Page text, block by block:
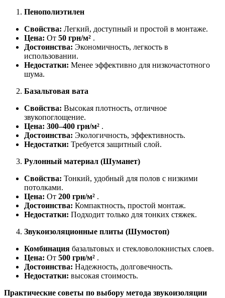
Пенополиэтилен
Свойства: Легкий, доступный и простой в монтаже.
Цена: От 50 грн/м² .
Достоинства: Экономичность, легкость в
использовании.
Недостатки: Менее эффективно для низкочастотного
шума.
Базальтовая вата
Свойства: Высокая плотность, отличное
звукопоглощение.
Цена: 300–400 грн/м² .
Достоинства: Экологичность, эффективность.
Недостатки: Требуется защитный слой.
Рулонный материал (Шуманет)
Свойства: Тонкий, удобный для полов с низкими
потолками.
Цена: От 200 грн/м² .
Достоинства: Компактность, простой монтаж.
Недостатки: Подходит только для тонких стяжек.
Звукоизоляционные плиты (Шумостоп)
Комбинация базальтовых и стекловолокнистых слоев.
Цена: От 500 грн/м² .
Достоинства: Надежность, долговечность.
Недостатки: высокая стоимость.
Практические советы по выбору метода звукоизоляции